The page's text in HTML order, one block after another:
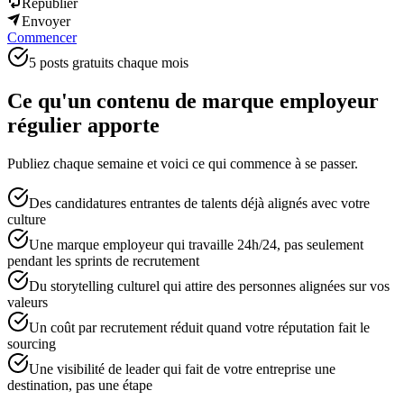
Republier
Envoyer
Commencer
5 posts gratuits chaque mois
Ce qu'un contenu de marque employeur
régulier apporte
Publiez chaque semaine et voici ce qui commence à se passer.
Des candidatures entrantes de talents déjà alignés avec votre
culture
Une marque employeur qui travaille 24h/24, pas seulement
pendant les sprints de recrutement
Du storytelling culturel qui attire des personnes alignées sur vos
valeurs
Un coût par recrutement réduit quand votre réputation fait le
sourcing
Une visibilité de leader qui fait de votre entreprise une
destination, pas une étape